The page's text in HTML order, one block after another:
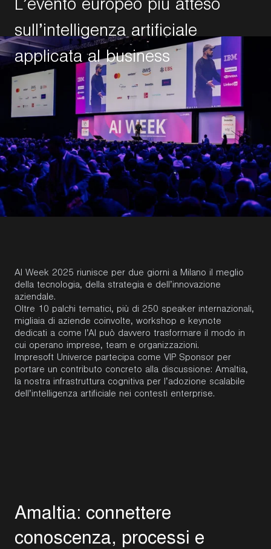
L’evento europeo più atteso
sull’intelligenza artificiale
applicata al business
AI Week 2025 riunisce per due giorni a Milano il meglio
della tecnologia, della strategia e dell’innovazione
aziendale.
Oltre 10 palchi tematici, più di 250 speaker internazionali,
migliaia di aziende coinvolte, workshop e keynote
dedicati a come l’AI può davvero trasformare il modo in
cui operano imprese, team e organizzazioni.
Impresoft Univerce partecipa come VIP Sponsor per
portare un contributo concreto alla discussione: Amaltia,
la nostra infrastruttura cognitiva per l’adozione scalabile
dell’intelligenza artificiale nei contesti enterprise.
Amaltia: connettere
conoscenza, processi e